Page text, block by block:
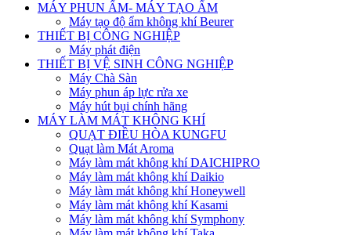
MÁY PHUN ẨM- MÁY TẠO ẨM
Máy tạo độ ẩm không khí Beurer
THIẾT BỊ CÔNG NGHIỆP
Máy phát điện
THIẾT BỊ VỆ SINH CÔNG NGHIỆP
Máy Chà Sàn
Máy phun áp lực rửa xe
Máy hút bụi chính hãng
MÁY LÀM MÁT KHÔNG KHÍ
QUẠT ĐIỀU HÒA KUNGFU
Quạt làm Mát Aroma
Máy làm mát không khí DAICHIPRO
Máy làm mát không khí Daikio
Máy làm mát không khí Honeywell
Máy làm mát không khí Kasami
Máy làm mát không khí Symphony